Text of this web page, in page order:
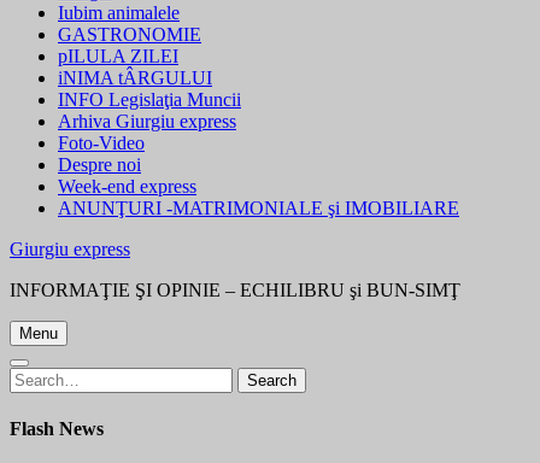
Iubim animalele
GASTRONOMIE
pILULA ZILEI
iNIMA tÂRGULUI
INFO Legislaţia Muncii
Arhiva Giurgiu express
Foto-Video
Despre noi
Week-end express
ANUNŢURI -MATRIMONIALE şi IMOBILIARE
Giurgiu express
INFORMAŢIE ŞI OPINIE – ECHILIBRU şi BUN-SIMŢ
Menu
Search
for:
Search
Flash News